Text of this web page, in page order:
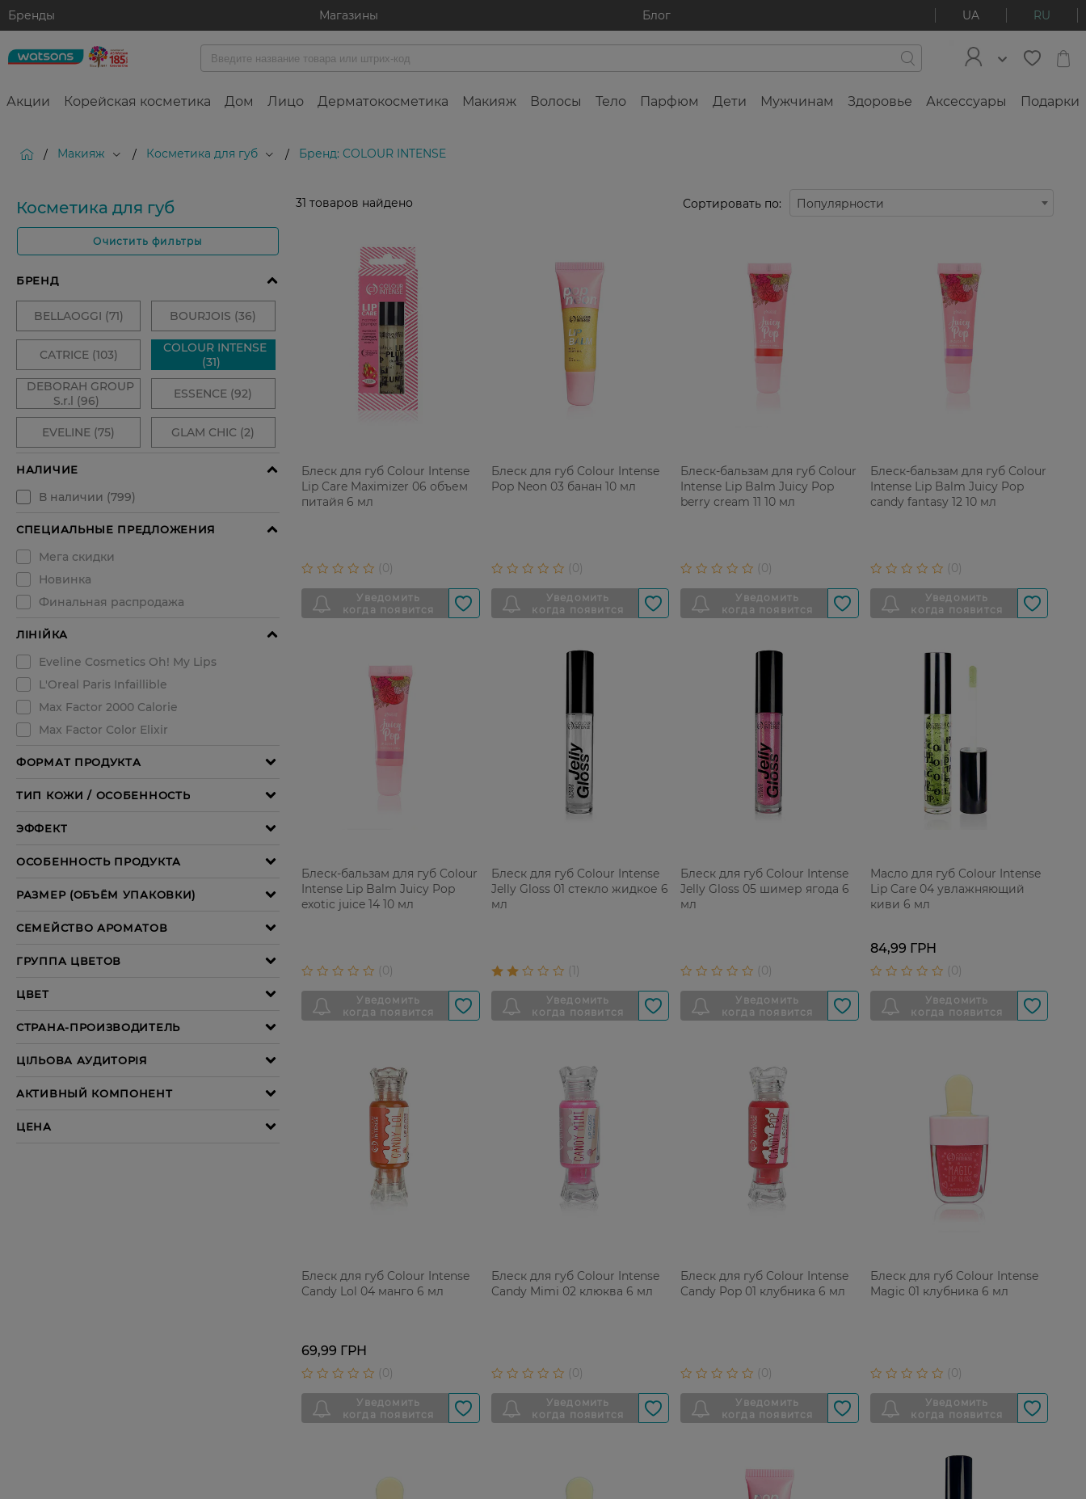
Бренды Магазины Блог UA RU
Акции Корейская косметика Дом Лицо Дерматокосметика Макияж Волосы Тело Парфюм Дети Мужчинам Здоровье Аксессуары Подарки
/ Макияж / Косметика для губ / Бренд: COLOUR INTENSE
Косметика для губ
Очистить фильтры
31 товаров найдено Сортировать по: Популярности
Блеск для губ Colour Intense
Lip Care Maximizer 06 объем
питайя 6 мл
Блеск для губ Colour Intense
Pop Neon 03 банан 10 мл
Блеск-бальзам для губ Colour
Intense Lip Balm Juicy Pop
berry cream 11 10 мл
Блеск-бальзам для губ Colour
Intense Lip Balm Juicy Pop
candy fantasy 12 10 мл
Блеск-бальзам для губ Colour
Intense Lip Balm Juicy Pop
exotic juice 14 10 мл
Блеск для губ Colour Intense
Jelly Gloss 01 стекло жидкое 6
мл
Блеск для губ Colour Intense
Jelly Gloss 05 шимер ягода 6
мл
Масло для губ Colour Intense
Lip Care 04 увлажняющий
киви 6 мл
84,99 ГРН
Блеск для губ Colour Intense
Candy Lol 04 манго 6 мл
69,99 ГРН
Блеск для губ Colour Intense
Candy Mimi 02 клюква 6 мл
Блеск для губ Colour Intense
Candy Pop 01 клубника 6 мл
Блеск для губ Colour Intense
Magic 01 клубника 6 мл